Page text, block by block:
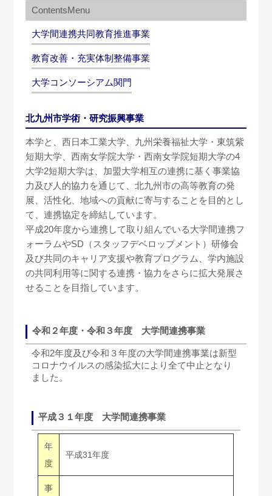
大学間連携共同教育推進事業
教育改善・充実体制整備事業
大学コンソーシアム関門
北九州市学術・研究振興事業
本学と、西日本工業大学、九州栄養福祉大学・東筑紫
短期大学、西南女学院大学・西南女学院短期大学の4
大学2短期大学は、加盟大学相互の連携に基く事業協
力及び人的協力を通じて、北九州市の高等教育の発
展、活性化、地域への貢献に寄与することを目的とし
て、連携協定を締結しています。
平成20年度から連携して取り組んでいる大学間連携フ
ォーラムやSD（スタッフデベロップメント）研修会
及び共同のキャリア支援や教育プログラム、学内施設
の共同利用等に関する連携・協力をさらに拡大発展さ
せることを目指しています。
令和２年度・令和３年度 大学間連携事業
令和2年度及び令和３年度の大学間連携事業は新型
コロナウイルスの感染拡大により全て中止となり
ました。
平成３１年度 大学間連携事業
年
度
平成31年度
事